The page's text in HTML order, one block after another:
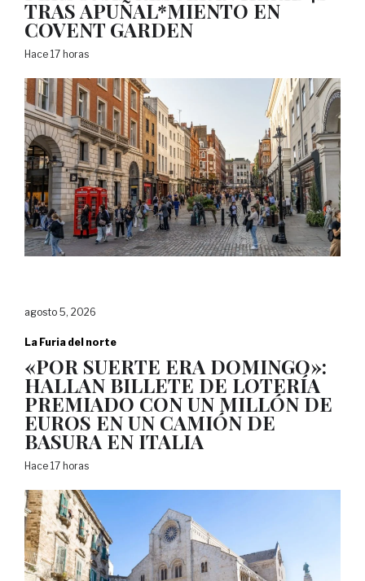
TRAS APUÑAL*MIENTO EN
COVENT GARDEN
Hace 17 horas
agosto 5, 2026
La Furia del norte
«POR SUERTE ERA DOMINGO»:
HALLAN BILLETE DE LOTERÍA
PREMIADO CON UN MILLÓN DE
EUROS EN UN CAMIÓN DE
BASURA EN ITALIA
Hace 17 horas